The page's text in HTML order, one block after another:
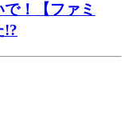
！【ファミ
!?